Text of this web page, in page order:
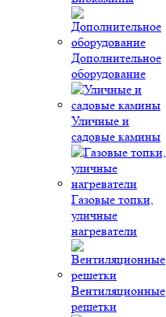
Дополнительное
оборудование
Уличные и
садовые камины
Газовые топки,
уличные
нагреватели
Вентиляционные
решетки